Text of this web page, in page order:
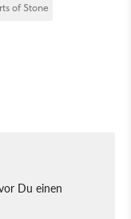
of Stone
Du einen